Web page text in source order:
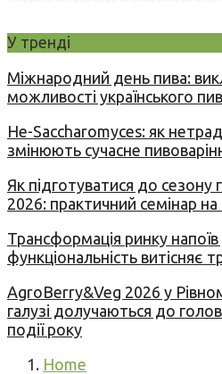
У тренді
Міжнародний день пива:
можливості українського
Не-Saccharomyces: як
змінюють сучасне
Як підготуватися до
2026: практичний семінар
Трансформація ринку напоїв
функціональність витісняє
AgroBerry&Veg 2026 у
галузі долучаються до
події року
Home